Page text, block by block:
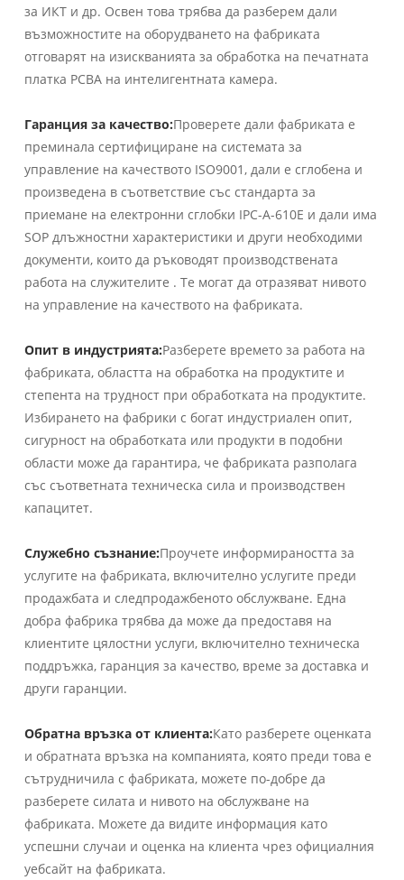
за ИКТ и др. Освен това трябва да разберем дали
възможностите на оборудването на фабриката
отговарят на изискванията за обработка на печатната
платка PCBA на интелигентната камера.
Гаранция за качество:Проверете дали фабриката е
преминала сертифициране на системата за
управление на качеството ISO9001, дали е сглобена и
произведена в съответствие със стандарта за
приемане на електронни сглобки IPC-A-610E и дали има
SOP длъжностни характеристики и други необходими
документи, които да ръководят производствената
работа на служителите . Те могат да отразяват нивото
на управление на качеството на фабриката.
Опит в индустрията:Разберете времето за работа на
фабриката, областта на обработка на продуктите и
степента на трудност при обработката на продуктите.
Избирането на фабрики с богат индустриален опит,
сигурност на обработката или продукти в подобни
области може да гарантира, че фабриката разполага
със съответната техническа сила и производствен
капацитет.
Служебно съзнание:Проучете информираността за
услугите на фабриката, включително услугите преди
продажбата и следпродажбеното обслужване. Една
добра фабрика трябва да може да предоставя на
клиентите цялостни услуги, включително техническа
поддръжка, гаранция за качество, време за доставка и
други гаранции.
Обратна връзка от клиента:Като разберете оценката
и обратната връзка на компанията, която преди това е
сътрудничила с фабриката, можете по-добре да
разберете силата и нивото на обслужване на
фабриката. Можете да видите информация като
успешни случаи и оценка на клиента чрез официалния
уебсайт на фабриката.